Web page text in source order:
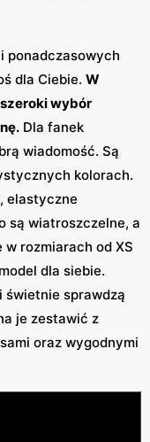
ponadczasowych
dla Ciebie. W
wybór
Dla fanek
wiadomość. Są
kolorach.
elastyczne
są wiatroszczelne, a
rozmiarach od XS
dla siebie.
świetnie sprawdzą
je zestawić z
oraz wygodnymi